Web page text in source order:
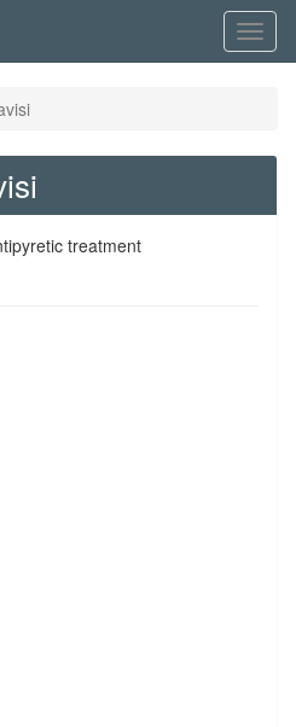
Menü
treatment